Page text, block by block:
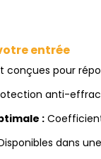
entrée
pour
anti-
:
dans